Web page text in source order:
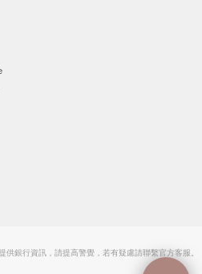
銀行資訊，請提高警覺，若有疑慮請聯繫官方客服。